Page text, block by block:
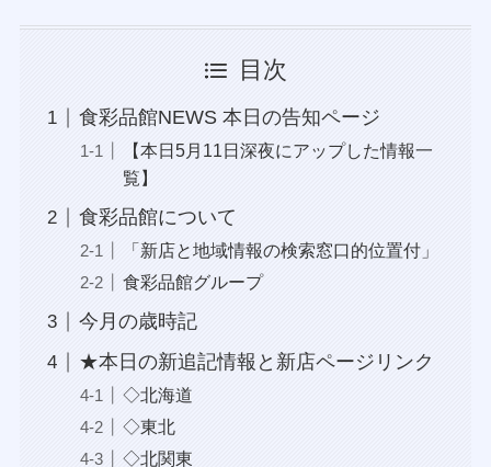
目次
食彩品館NEWS 本日の告知ページ
【本日5月11日深夜にアップした情報一
覧】
食彩品館について
「新店と地域情報の検索窓口的位置付」
食彩品館グループ
今月の歳時記
★本日の新追記情報と新店ページリンク
◇北海道
◇東北
◇北関東